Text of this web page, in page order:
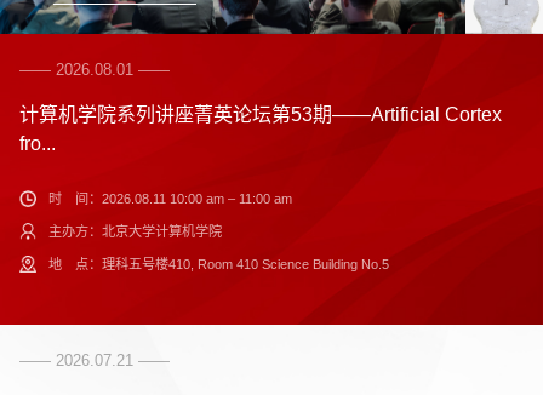
—— 2026.08.01 ——
计算机学院系列讲座菁英论坛第53期——Artificial Cortex
fro...
时 间： 2026.08.11 10:00 am – 11:00 am
主办方： 北京大学计算机学院
地 点： 理科五号楼410, Room 410 Science Building No.5
—— 2026.07.21 ——